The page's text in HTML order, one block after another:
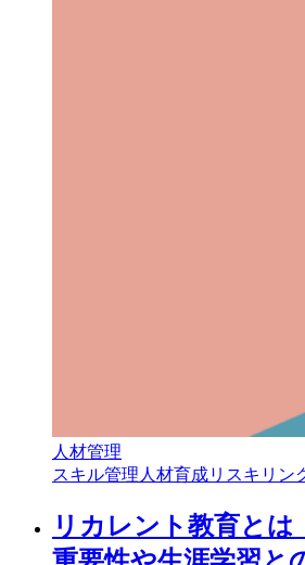
人材管理
スキル管理 人材育成リスキリン
リカレント教育とは